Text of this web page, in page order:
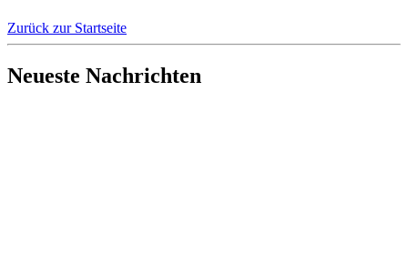
Zurück zur Startseite
Neueste Nachrichten